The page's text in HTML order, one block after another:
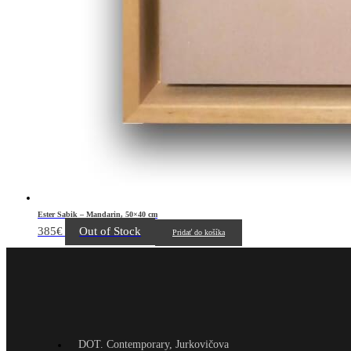
Ester Sabik – Mandarin, 50×40 cm
385€ Out of Stock Pridať do košíka
DOT. Contemporary, Jurkovičova